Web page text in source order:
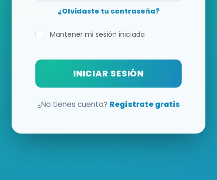
¿Olvidaste tu contraseña?
Mantener mi sesión iniciada
INICIAR SESIÓN
¿No tienes cuenta? Regístrate gratis